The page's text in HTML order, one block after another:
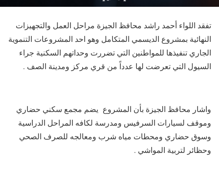
تفقد اللواء أحمد راشد محافظ الجيزة مراحل العمل والتجهيزات
النهائية بمشروع الديسمي المتكامل وهو احد المشروعات التنموية
الجاري تنفيذها للمواطنين التي تضررت وحداتهم السكنية جراء
السيول التي تعرضت لها عدداً من قري مركز ومدينة الصف .
واشار محافظ الجيزة بأن المشروع يضم مجمع سكني حضاري
وموقف لسيارات السرفيس ومدرسة لكافه المراحل الدراسية
وسوق حضاري ومحطات مياه شرب ومعالجه للصرف الصحي
وحظائر لتربية المواشي .